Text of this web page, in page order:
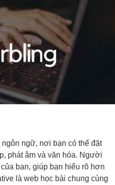
ngữ, nơi bạn có thể đặt
phát âm và văn hóa. Người
bạn, giúp bạn hiểu rõ hơn
là web học bài chung cùng